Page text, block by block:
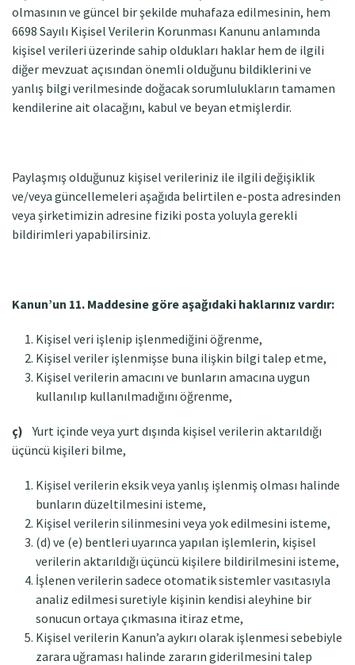
olmasının ve güncel bir şekilde muhafaza edilmesinin, hem
6698 Sayılı Kişisel Verilerin Korunması Kanunu anlamında
kişisel verileri üzerinde sahip oldukları haklar hem de ilgili
diğer mevzuat açısından önemli olduğunu bildiklerini ve
yanlış bilgi verilmesinde doğacak sorumlulukların tamamen
kendilerine ait olacağını, kabul ve beyan etmişlerdir.
Paylaşmış olduğunuz kişisel verileriniz ile ilgili değişiklik
ve/veya güncellemeleri aşağıda belirtilen e-posta adresinden
veya şirketimizin adresine fiziki posta yoluyla gerekli
bildirimleri yapabilirsiniz.
Kanun’un 11. Maddesine göre aşağıdaki haklarınız vardır:
Kişisel veri işlenip işlenmediğini öğrenme,
Kişisel veriler işlenmişse buna ilişkin bilgi talep etme,
Kişisel verilerin amacını ve bunların amacına uygun
kullanılıp kullanılmadığını öğrenme,
ç) Yurt içinde veya yurt dışında kişisel verilerin aktarıldığı
üçüncü kişileri bilme,
Kişisel verilerin eksik veya yanlış işlenmiş olması halinde
bunların düzeltilmesini isteme,
Kişisel verilerin silinmesini veya yok edilmesini isteme,
(d) ve (e) bentleri uyarınca yapılan işlemlerin, kişisel
verilerin aktarıldığı üçüncü kişilere bildirilmesini isteme,
İşlenen verilerin sadece otomatik sistemler vasıtasıyla
analiz edilmesi suretiyle kişinin kendisi aleyhine bir
sonucun ortaya çıkmasına itiraz etme,
Kişisel verilerin Kanun’a aykırı olarak işlenmesi sebebiyle
zarara uğraması halinde zararın giderilmesini talep